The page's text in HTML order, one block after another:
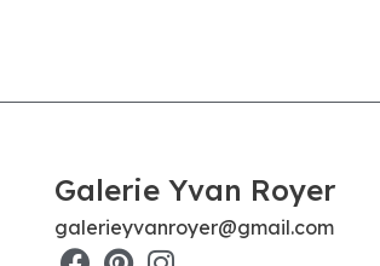
Galerie Yvan Royer
galerieyvanroyer@gmail.com